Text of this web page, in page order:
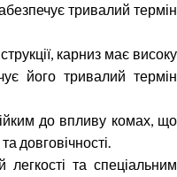
тривалий термін
карниз має високу
його тривалий термін
до впливу комах, що
довговічності.
легкості та спеціальним